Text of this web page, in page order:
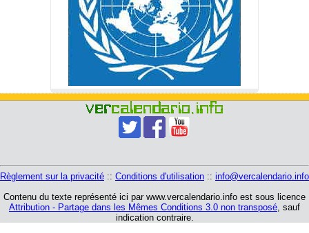
Règlement sur la privacité :: Conditions d'utilisation :: info@vercalendario.info
Contenu du texte représenté ici par www.vercalendario.info est sous licence
Attribution - Partage dans les Mêmes Conditions 3.0 non transposé , sauf
indication contraire.